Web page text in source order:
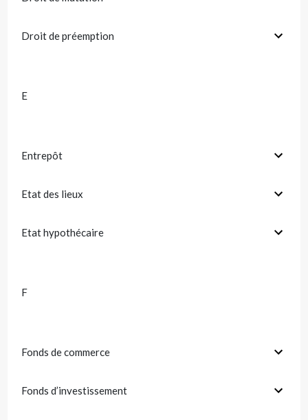
Droit de préemption
E
Entrepôt
Etat des lieux
Etat hypothécaire
F
Fonds de commerce
Fonds d’investissement